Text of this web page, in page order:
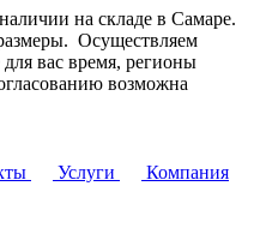
на складе в Самаре.
Осуществляем
вас время, регионы
возможна
Услуги
Компания